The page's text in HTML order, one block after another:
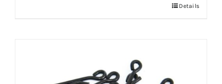
Details